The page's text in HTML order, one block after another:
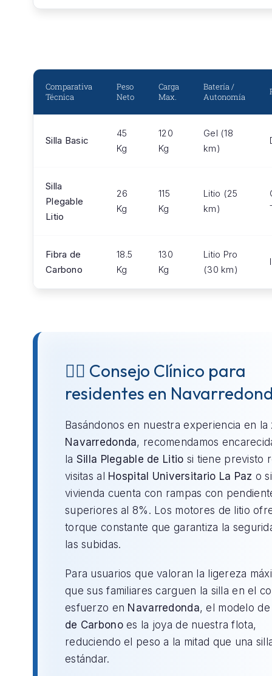
Comparativa
Técnica
Peso
Neto
Carga
Max.
Batería /
Autonomía
Silla Basic
45
Kg
120
Kg
Gel (18
km)
Silla
Plegable
Litio
26
Kg
115
Kg
Litio (25
km)
Fibra de
Carbono
18.5
Kg
130
Kg
Litio Pro
(30 km)
👨‍⚕️ Consejo Clínico para
residentes en
Basándonos en nuestra experiencia en la
Navarredonda, recomendamos
la Silla Plegable de Litio si tiene previsto
visitas al Hospital Universitario La Paz o
vivienda cuenta con rampas con
superiores al 8%. Los motores de litio
torque constante que garantiza la
las subidas.
Para usuarios que valoran la ligereza
que sus familiares carguen la silla en el
esfuerzo en Navarredonda, el modelo
de Carbonoes la joya de nuestra flota,
reduciendo el peso a la mitad que una
estándar.